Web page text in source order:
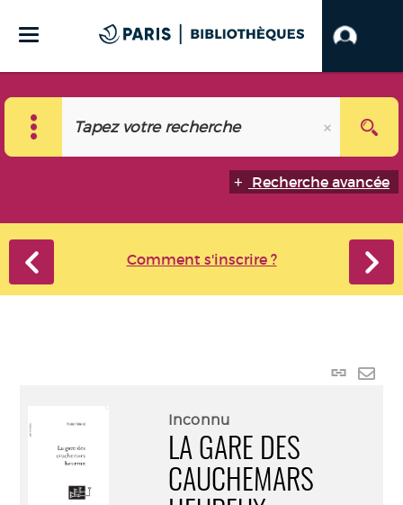
Recherche avancée
Comment s'inscrire ?
Lien
Inconnu
LA GARE DES
CAUCHEMARS